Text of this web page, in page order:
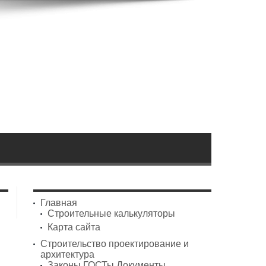
Главная
Строительные калькуляторы
Карта сайта
Строительство проектирование и
архитектура